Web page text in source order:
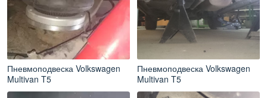
Пневмоподвеска Volkswagen
Multivan T5
Пневмоподвеска Volkswagen
Multivan T5